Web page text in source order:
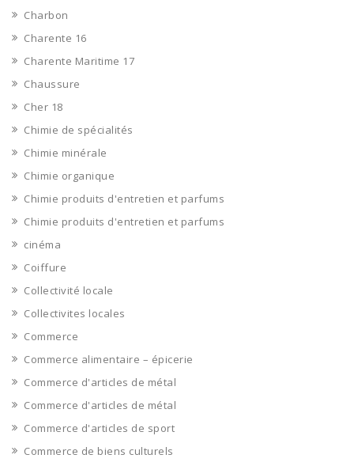
Charbon
Charente 16
Charente Maritime 17
Chaussure
Cher 18
Chimie de spécialités
Chimie minérale
Chimie organique
Chimie produits d'entretien et parfums
Chimie produits d'entretien et parfums
cinéma
Coiffure
Collectivité locale
Collectivites locales
Commerce
Commerce alimentaire – épicerie
Commerce d'articles de métal
Commerce d'articles de métal
Commerce d'articles de sport
Commerce de biens culturels